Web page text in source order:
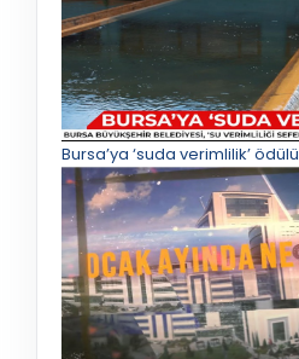
Bursa’ya ‘suda verimlilik’ ödülü